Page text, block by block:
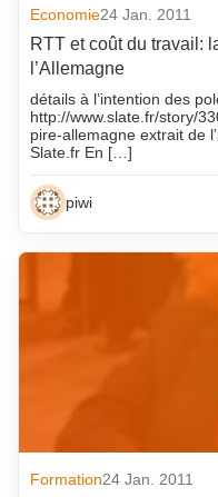
Economie24 Jan. 2011
RTT et coût du travail:
l’Allemagne
détails à l’intention des
http://www.slate.fr/story/
pire-allemagne extrait de
Slate.fr En […]
piwi
Formation24 Jan. 2011